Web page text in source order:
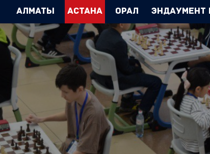
Алматы Астана Орал Эндаумент